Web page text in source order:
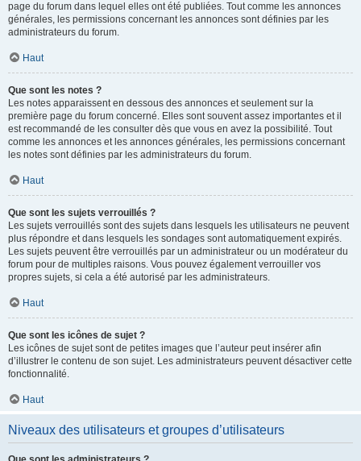
page du forum dans lequel elles ont été publiées. Tout comme les annonces
générales, les permissions concernant les annonces sont définies par les
administrateurs du forum.
Haut
Que sont les notes ?
Les notes apparaissent en dessous des annonces et seulement sur la
première page du forum concerné. Elles sont souvent assez importantes et il
est recommandé de les consulter dès que vous en avez la possibilité. Tout
comme les annonces et les annonces générales, les permissions concernant
les notes sont définies par les administrateurs du forum.
Haut
Que sont les sujets verrouillés ?
Les sujets verrouillés sont des sujets dans lesquels les utilisateurs ne peuvent
plus répondre et dans lesquels les sondages sont automatiquement expirés.
Les sujets peuvent être verrouillés par un administrateur ou un modérateur du
forum pour de multiples raisons. Vous pouvez également verrouiller vos
propres sujets, si cela a été autorisé par les administrateurs.
Haut
Que sont les icônes de sujet ?
Les icônes de sujet sont de petites images que l’auteur peut insérer afin
d’illustrer le contenu de son sujet. Les administrateurs peuvent désactiver cette
fonctionnalité.
Haut
Niveaux des utilisateurs et groupes d’utilisateurs